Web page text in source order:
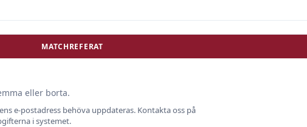
MATCHREFERAT
eller borta.
e-postadress behöva uppdateras. Kontakta oss på
i systemet.